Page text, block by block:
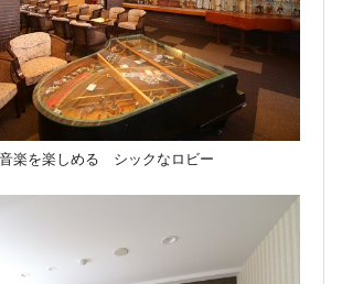
楽を楽しめる シックなロビー